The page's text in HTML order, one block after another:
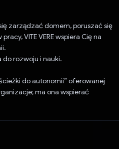
zarządzać domem, poruszać się
VITE VERE wspiera Cię na
do rozwoju i nauki.
do autonomii” oferowanej
ma ona wspierać